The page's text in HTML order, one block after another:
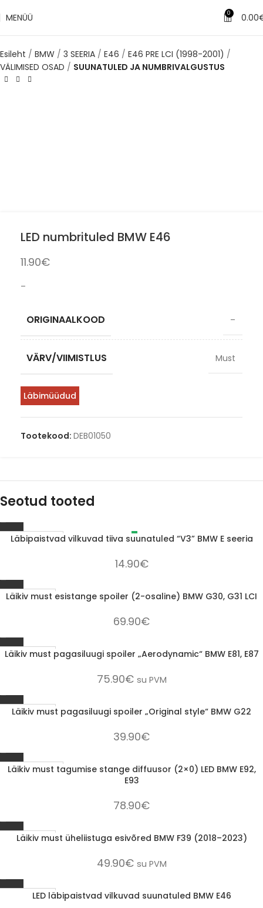
MENÜÜ 0 0.00
Esileht BMW 3 SEERIA E46
E46 PRE LCI (1998-2001)
VÄLIMISED OSAD
SUUNATULED JA NUMBRIVALGUSTUS
LED numbrituled BMW E46
11.90€
–
ORIGINAALKOOD –
VÄRV/VIIMISTLUS Must
Läbimüüdud
Tootekood: DEB01050
Seotud tooted
LÄBIMÜÜDUD
Läbipaistvad vilkuvad tiiva suunatuled “V3” BMW E seeria
14.90€
1-3 D.D.
Läikiv must esistange spoiler (2-osaline) BMW G30, G31 LCI
69.90€
1-3 D.D.
Läikiv must pagasiluugi spoiler „Aerodynamic“ BMW E81, E87
75.90€ su PVM
1-3 D.D.
Läikiv must pagasiluugi spoiler „Original style“ BMW G22
39.90€
LÄBIMÜÜDUD
Läikiv must tagumise stange diffuusor (2×0) LED BMW E92,
E93
78.90€
1-3 D.D.
Läikiv must üheliistuga esivõred BMW F39 (2018–2023)
49.90€ su PVM
1-3 D.D.
LED läbipaistvad vilkuvad suunatuled BMW E46